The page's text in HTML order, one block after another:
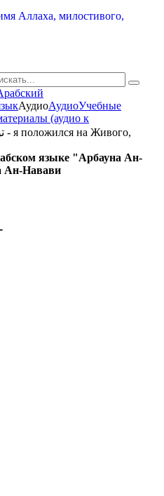
АудиоАудиоУчебные
(аудио к
языке "Арбауна Ан-
Ан-Навави